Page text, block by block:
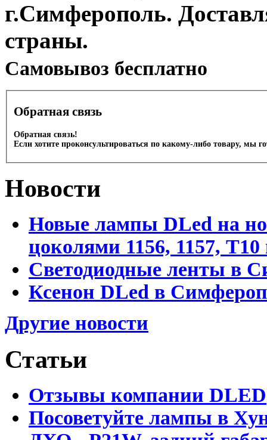
г.Симферополь.
страны.
Cамовывоз бесплатно
Обратная связь
Обратная связь!
Если хотите проконсультироваться по какому-либо товару, мы
Новости
Новые лампы DLed на
цоколями 1156, 1157,
Светодиодные ленты в
Ксенон DLed в
Другие новости
Статьи
Отзывы компании DLED
Посоветуйте лампы в